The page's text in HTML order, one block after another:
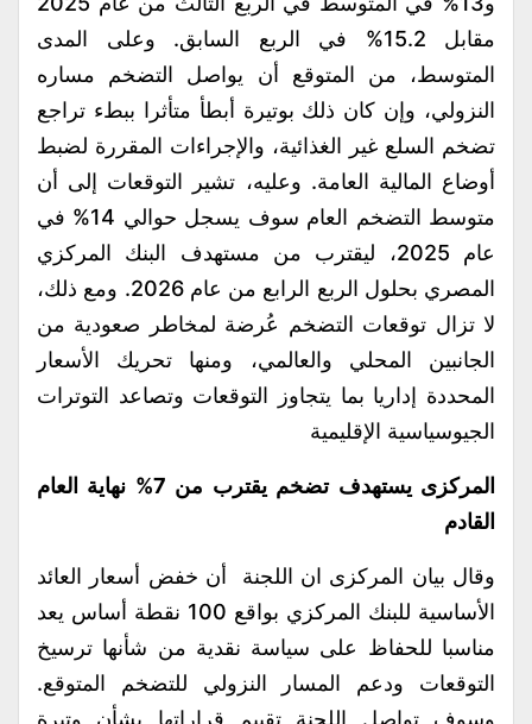
مقابل 15.2% في الربع السابق. وعلى المدى
المتوسط، من المتوقع أن يواصل التضخم مساره
النزولي، وإن كان ذلك بوتيرة أبطأ متأثرا ببطء تراجع
تضخم السلع غير الغذائية، والإجراءات المقررة لضبط
أوضاع المالية العامة. وعليه، تشير التوقعات إلى أن
متوسط التضخم العام سوف يسجل حوالي 14% في
عام 2025، ليقترب من مستهدف البنك المركزي
المصري بحلول الربع الرابع من عام 2026. ومع ذلك،
لا تزال توقعات التضخم عُرضة لمخاطر صعودية من
الجانبين المحلي والعالمي، ومنها تحريك الأسعار
المحددة إداريا بما يتجاوز التوقعات وتصاعد التوترات
الجيوسياسية الإقليمية
المركزى يستهدف تضخم يقترب من 7% نهاية العام
القادم
وقال بيان المركزى ان اللجنة أن خفض أسعار العائد
الأساسية للبنك المركزي بواقع 100 نقطة أساس يعد
مناسبا للحفاظ على سياسة نقدية من شأنها ترسيخ
التوقعات ودعم المسار النزولي للتضخم المتوقع.
وسوف تواصل اللجنة تقييم قراراتها بشأن وتيرة